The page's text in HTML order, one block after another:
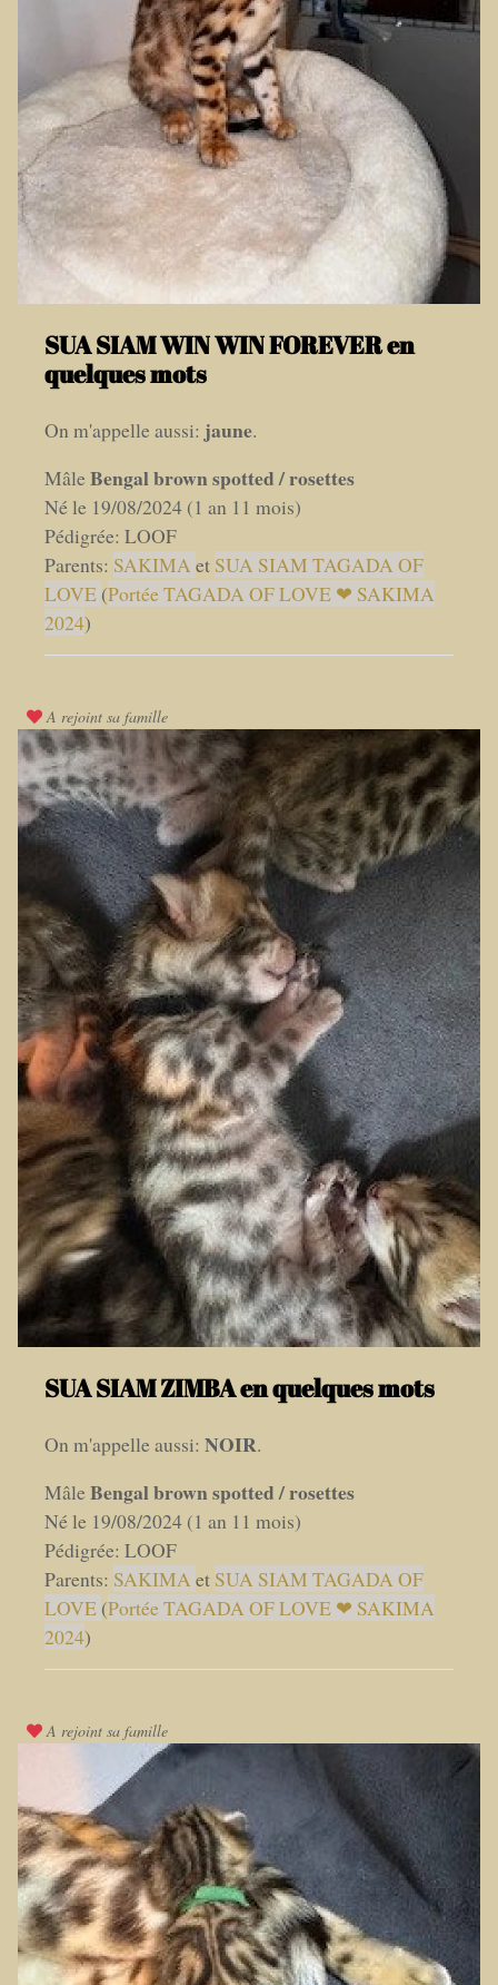
SUA SIAM WIN WIN FOREVER en
quelques mots
On m'appelle aussi: jaune.
MâleBengal brown spotted / rosettes
Né le 19/08/2024 (1 an 11 mois)
Pédigrée: LOOF
Parents: SAKIMA et SUA SIAM TAGADA OF
LOVE (Portée TAGADA OF LOVE ❤ SAKIMA
2024)
A rejoint sa famille
SUA SIAM ZIMBA en quelques mots
On m'appelle aussi: NOIR.
MâleBengal brown spotted / rosettes
Né le 19/08/2024 (1 an 11 mois)
Pédigrée: LOOF
Parents: SAKIMA et SUA SIAM TAGADA OF
LOVE (Portée TAGADA OF LOVE ❤ SAKIMA
2024)
A rejoint sa famille